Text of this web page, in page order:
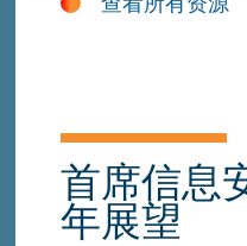
首席信息
年展望